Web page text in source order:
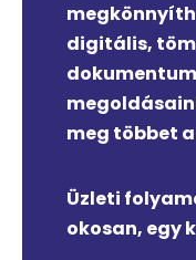
digitális,
meg többet
Üzleti
okosan, egy